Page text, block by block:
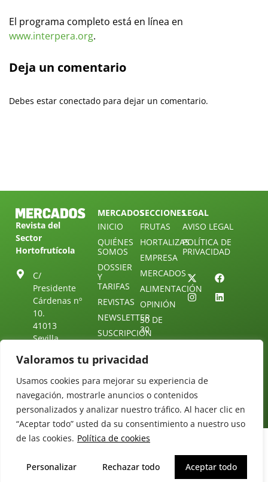
Valoramos tu privacidad
Usamos cookies para mejorar su experiencia de
navegación, mostrarle anuncios o contenidos
personalizados y analizar nuestro tráfico. Al hacer clic en
“Aceptar todo” usted da su consentimiento a nuestro uso
de las cookies. Política de cookies
Personalizar Rechazar todo Aceptar todo
El programa completo está en línea en
www.interpera.org.
Deja un comentario
Debes estar conectado para dejar un comentario.
Revista del
Sector
Hortofrutícola
C/
Presidente
Cárdenas nº
10.
41013
Sevilla.
25 88 51
redaccion@revistamercados.com
MERCADOS
INICIO
QUIÉNES
SOMOS
DOSSIER
Y
TARIFAS
REVISTAS
NEWSLETTER
SUSCRIPCIÓN
NUESTRO
TELEGRAM
CONTACTO
SECCIONES
FRUTAS
HORTALIZAS
EMPRESA
MERCADOS
ALIMENTACIÓN
OPINIÓN
30 DE
30
LEGAL
AVISO LEGAL
POLÍTICA DE
PRIVACIDAD